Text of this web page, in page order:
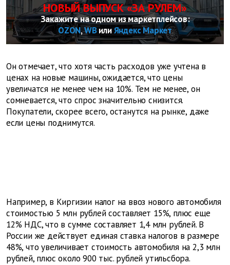
НОВЫЙ ВЫПУСК «ЗА РУЛЕМ»
Закажите на одном из маркетплейсов:
OZON,WBилиЯндекс Маркет
Он отмечает, что хотя часть расходов уже учтена в
ценах на новые машины, ожидается, что цены
увеличатся не менее чем на 10%. Тем не менее, он
сомневается, что спрос значительно снизится.
Покупатели, скорее всего, останутся на рынке, даже
если цены поднимутся.
Например, в Киргизии налог на ввоз нового автомобиля
стоимостью 5 млн рублей составляет 15%, плюс еще
12% НДС, что в сумме составляет 1,4 млн рублей. В
России же действует единая ставка налогов в размере
48%, что увеличивает стоимость автомобиля на 2,3 млн
рублей, плюс около 900 тыс. рублей утильсбора.